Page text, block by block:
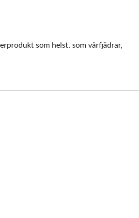
som helst, som vårfjädrar,